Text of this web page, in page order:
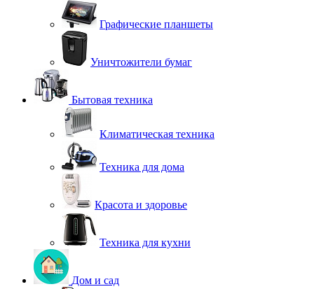
Графические планшеты
Уничтожители бумаг
Бытовая техника
Климатическая техника
Техника для дома
Красота и здоровье
Техника для кухни
Дом и сад